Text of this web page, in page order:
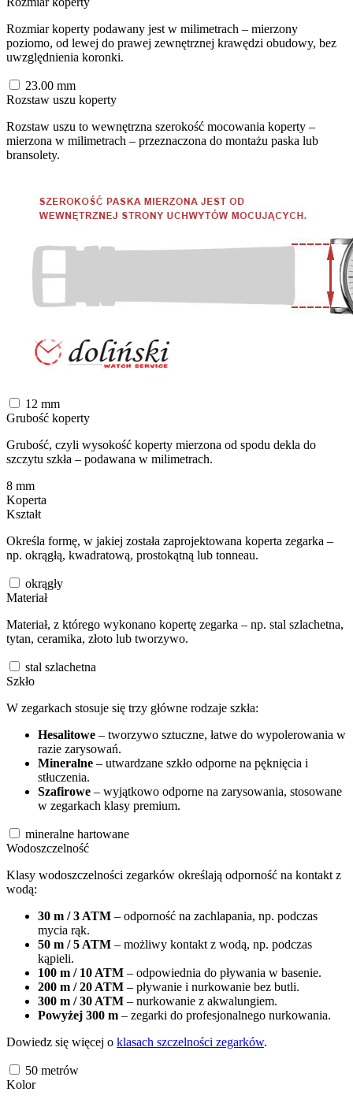
Rozmiar koperty podawany jest w milimetrach – mierzony
poziomo, od lewej do prawej zewnętrznej krawędzi obudowy, bez
uwzględnienia koronki.
23.00 mm
Rozstaw uszu koperty
Rozstaw uszu to wewnętrzna szerokość mocowania koperty –
mierzona w milimetrach – przeznaczona do montażu paska lub
bransolety.
12 mm
Grubość koperty
Grubość, czyli wysokość koperty mierzona od spodu dekla do
szczytu szkła – podawana w milimetrach.
8 mm
Koperta
Kształt
Określa formę, w jakiej została zaprojektowana koperta zegarka –
np. okrągłą, kwadratową, prostokątną lub tonneau.
okrągły
Materiał
Materiał, z którego wykonano kopertę zegarka – np. stal szlachetna,
tytan, ceramika, złoto lub tworzywo.
stal szlachetna
Szkło
W zegarkach stosuje się trzy główne rodzaje szkła:
Hesalitowe – tworzywo sztuczne, łatwe do wypolerowania w
razie zarysowań.
Mineralne – utwardzane szkło odporne na pęknięcia i
stłuczenia.
Szafirowe – wyjątkowo odporne na zarysowania, stosowane
w zegarkach klasy premium.
mineralne hartowane
Wodoszczelność
Klasy wodoszczelności zegarków określają odporność na kontakt z
wodą:
30 m / 3 ATM – odporność na zachlapania, np. podczas
mycia rąk.
50 m / 5 ATM – możliwy kontakt z wodą, np. podczas
kąpieli.
100 m / 10 ATM – odpowiednia do pływania w basenie.
200 m / 20 ATM – pływanie i nurkowanie bez butli.
300 m / 30 ATM – nurkowanie z akwalungiem.
Powyżej 300 m – zegarki do profesjonalnego nurkowania.
Dowiedz się więcej o klasach szczelności zegarków.
50 metrów
Kolor